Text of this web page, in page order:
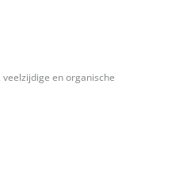
en organische